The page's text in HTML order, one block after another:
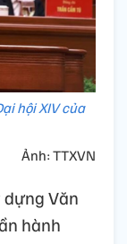
hội XIV của
Ảnh: TTXVN
Văn
hành